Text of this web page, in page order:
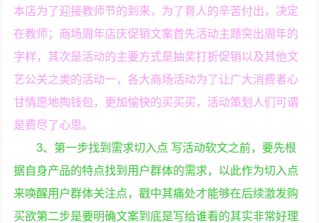
本店为了迎接教师节的到来，为了育人的辛苦付出，决定
在教师；商场周年店庆促销文案首先活动主题突出周年的
字样，其次是活动的主要方式是抽奖打折促销以及其他文
艺公关之类的活动一，各大商场活动为了让广大消费者心
甘情愿地掏钱包，更加愉快的买买买，活动策划人们可谓
是费尽了心思。
3、第一步找到需求切入点 写活动软文之前，要先根
据自身产品的特点找到用户群体的需求，以此作为切入点
来唤醒用户群体关注点，戳中其痛处才能够在后续激发购
买欲第二步是要明确文案到底是写给谁看的其实非常好理